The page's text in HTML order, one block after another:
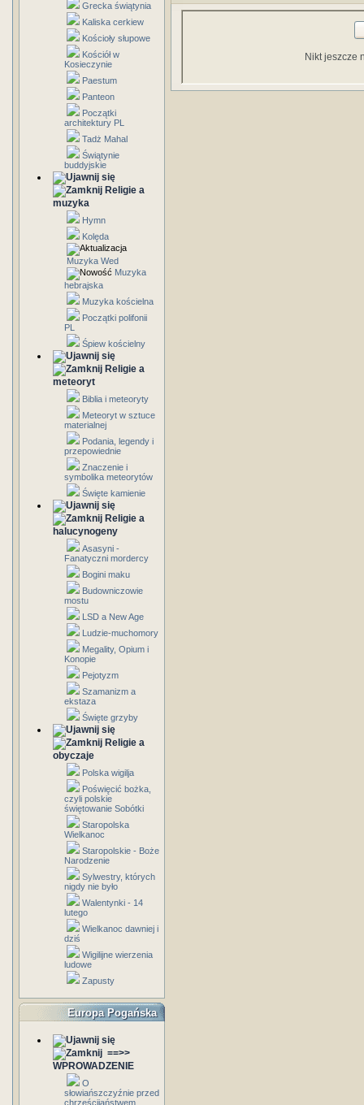
Grecka świątynia
Kaliska cerkiew
Kościoły słupowe
Kościół w
Kosieczynie
Paestum
Panteon
Początki
architektury PL
Tadż Mahal
Świątynie
buddyjskie
Religie a
muzyka
Hymn
Kolęda
Muzyka Wed
Muzyka
hebrajska
Muzyka kościelna
Początki polifonii
PL
Śpiew kościelny
Religie a
meteoryt
Biblia i meteoryty
Meteoryt w sztuce
materialnej
Podania, legendy i
przepowiednie
Znaczenie i
symbolika meteorytów
Święte kamienie
Religie a
halucynogeny
Asasyni -
Fanatyczni mordercy
Bogini maku
Budowniczowie
mostu
LSD a New Age
Ludzie-muchomory
Megality, Opium i
Konopie
Pejotyzm
Szamanizm a
ekstaza
Święte grzyby
Religie a
obyczaje
Polska wigilja
Poświęcić bożka,
czyli polskie
świętowanie Sobótki
Staropolska
Wielkanoc
Staropolskie - Boże
Narodzenie
Sylwestry, których
nigdy nie było
Walentynki - 14
lutego
Wielkanoc dawniej i
dziś
Wigilijne wierzenia
ludowe
Zapusty
Europa Pogańska
==>>
WPROWADZENIE
O
słowiańszczyźnie przed
chrześcijaństwem
Nikt jeszcze